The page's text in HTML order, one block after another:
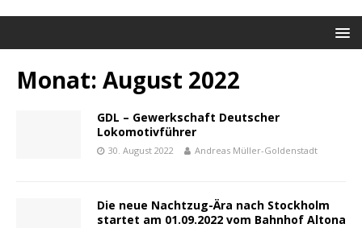
Monat: August 2022
GDL – Gewerkschaft Deutscher
Lokomotivführer
30. August 2022 Andreas Müller-Goldenstadt
Die neue Nachtzug-Ära nach Stockholm
startet am 01.09.2022 vom Bahnhof Altona